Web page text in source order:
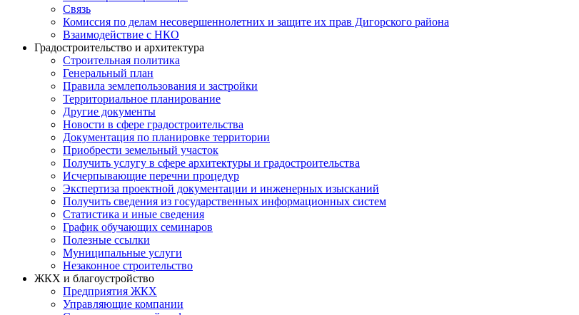
Связь
Комиссия по делам несовершеннолетних и защите их прав Дигорского района
Взаимодействие с НКО
Градостроительство и архитектура
Строительная политика
Генеральный план
Правила землепользования и застройки
Территориальное планирование
Другие документы
Новости в сфере градостроительства
Документация по планировке территории
Приобрести земельный участок
Получить услугу в сфере архитектуры и градостроительства
Исчерпывающие перечни процедур
Экспертиза проектной документации и инженерных изысканий
Получить сведения из государственных информационных систем
Статистика и иные сведения
График обучающих семинаров
Полезные ссылки
Муниципальные услуги
Незаконное строительство
ЖКХ и благоустройство
Предприятия ЖКХ
Управляющие компании